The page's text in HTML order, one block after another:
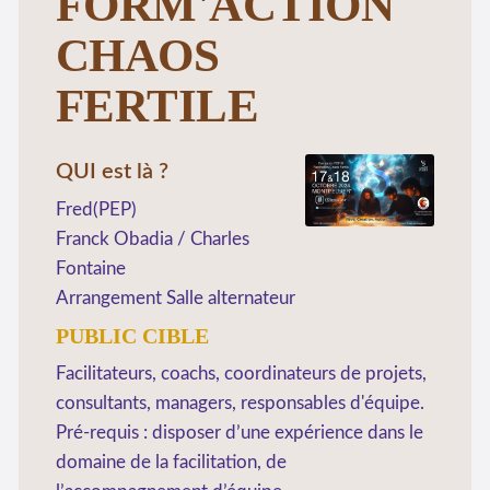
CHAOS
FERTILE
QUI est là ?
Fred(PEP)
Franck Obadia / Charles
Fontaine
Arrangement Salle alternateur
PUBLIC CIBLE
Facilitateurs, coachs, coordinateurs de projets,
consultants, managers, responsables d'équipe.
Pré-requis : disposer d’une expérience dans le
domaine de la facilitation, de